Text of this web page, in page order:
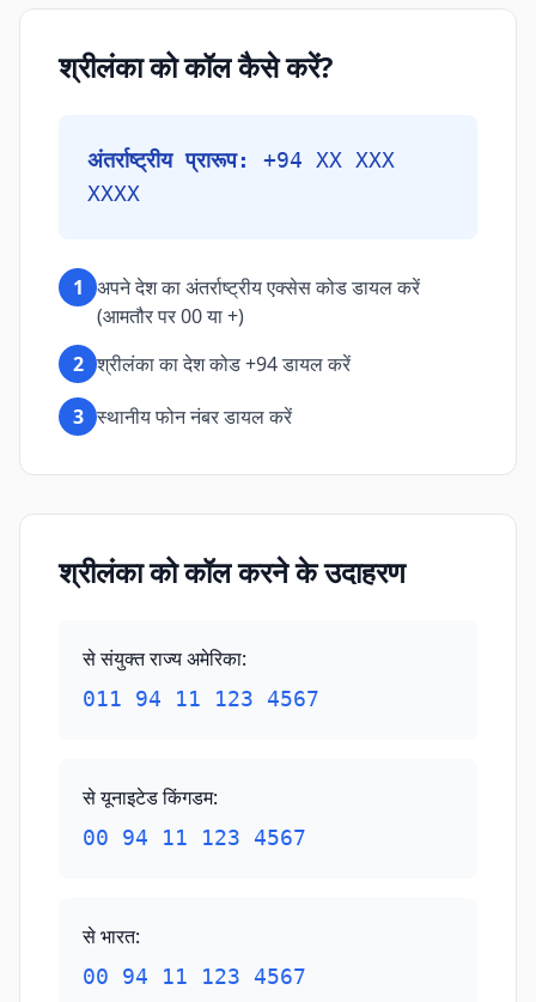
श्रीलंका को कॉल कैसे करें?
अंतर्राष्ट्रीय प्रारूप:
+94 XX XXX
XXXX
1 अपने देश का अंतर्राष्ट्रीय एक्सेस कोड डायल करें
(आमतौर पर 00 या +)
2 श्रीलंका का देश कोड +94 डायल करें
3 स्थानीय फोन नंबर डायल करें
श्रीलंका को कॉल करने के उदाहरण
से संयुक्त राज्य अमेरिका:
011 94 11 123 4567
से यूनाइटेड किंगडम:
00 94 11 123 4567
से भारत:
00 94 11 123 4567